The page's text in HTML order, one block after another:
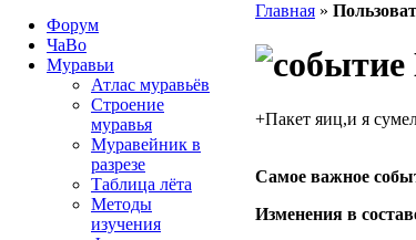
Главная »
+Пакет яиц,и я
Самое важное
Изменения в
Форум
ЧаВо
Муравьи
Атлас муравьёв
Строение
муравья
Муравейник в
разрезе
Таблица лёта
Методы
изучения